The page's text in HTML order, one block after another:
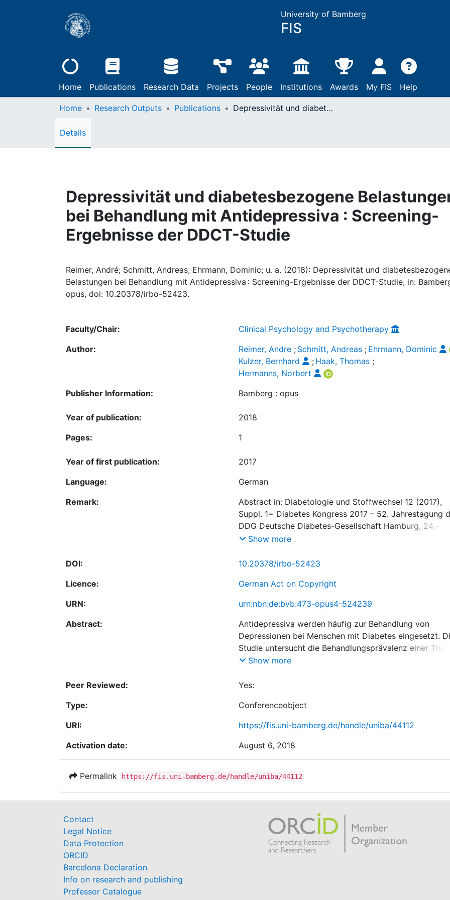
University of Bamberg
FIS
Home Publications Research Data Projects People Institutions Awards My FIS Help
Home Research Outputs Publications Depressivität und diabetesbezogene Belastungen bei Behandlung mit Antidepressiva : Screening-Ergebnisse der DDCT-Studie
Details
Depressivität und diabetesbezogene
bei Behandlung mit Antidepressiva : Screening-
Ergebnisse der DDCT-Studie
Reimer, André; Schmitt, Andreas; Ehrmann, Dominic; u. a. (2018): Depressivität und
Belastungen bei Behandlung mit Antidepressiva : Screening-Ergebnisse der DDCT-Studie, in:
opus, doi: 10.20378/irbo-52423.
Faculty/Chair:
Clinical Psychology and Psychotherapy
Author:
Reimer, Andre ; Schmitt, Andreas ; Ehrmann, Dominic
Kulzer, Bernhard
; Haak, Thomas ;
Hermanns, Norbert
Publisher Information:
Bamberg : opus
Year of publication:
2018
Pages:
1
Year of first publication:
2017
Language:
German
Remark:
Abstract in: Diabetologie und Stoffwechsel 12 (2017),
Suppl. 1= Diabetes Kongress 2017 – 52. Jahrestagung
DDG Deutsche Diabetes-Gesellschaft Hamburg, 24.–
27.05.2017, S77 (P-228)
Show more
DOI:
10.20378/irbo-52423
Licence:
German Act on Copyright
URN:
urn:nbn:de:bvb:473-opus4-524239
Abstract:
Antidepressiva werden häufig zur Behandlung von
Depressionen bei Menschen mit Diabetes eingesetzt.
Studie untersucht die Behandlungsprävalenz einer
mit Antidepressiva anhand einer Stichprobe von
Versorgungsstufe.
Show more
Peer Reviewed:
Yes:
Type:
Conferenceobject
URI:
https://fis.uni-bamberg.de/handle/uniba/44112
Activation date:
August 6, 2018
Permalink https://fis.uni-bamberg.de/handle/uniba/44112
Contact
Legal Notice
Data Protection
ORCID
Barcelona Declaration
Info on research and publishing
Professor Catalogue